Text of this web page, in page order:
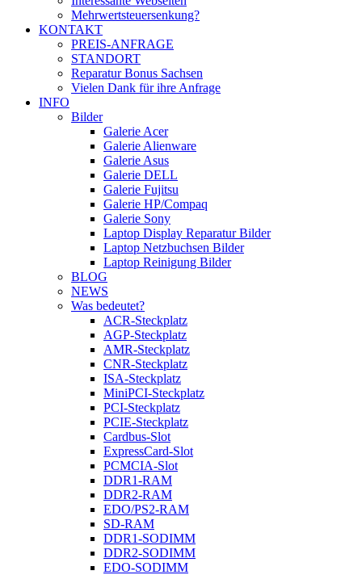
Mehrwertsteuersenkung?
KONTAKT
PREIS-ANFRAGE
STANDORT
Reparatur Bonus Sachsen
Vielen Dank für ihre Anfrage
INFO
Bilder
Galerie Acer
Galerie Alienware
Galerie Asus
Galerie DELL
Galerie Fujitsu
Galerie HP/Compaq
Galerie Sony
Laptop Display Reparatur Bilder
Laptop Netzbuchsen Bilder
Laptop Reinigung Bilder
BLOG
NEWS
Was bedeutet?
ACR-Steckplatz
AGP-Steckplatz
AMR-Steckplatz
CNR-Steckplatz
ISA-Steckplatz
MiniPCI-Steckplatz
PCI-Steckplatz
PCIE-Steckplatz
Cardbus-Slot
ExpressCard-Slot
PCMCIA-Slot
DDR1-RAM
DDR2-RAM
EDO/PS2-RAM
SD-RAM
DDR1-SODIMM
DDR2-SODIMM
EDO-SODIMM